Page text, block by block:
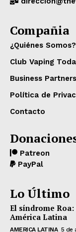
Compañia
¿Quiénes Somos?
Club Vaping
Business
Política de
Contacto
Patreon
PayPal
Lo Último
El síndrome
América Latina
AMERICA LATINA 5 de